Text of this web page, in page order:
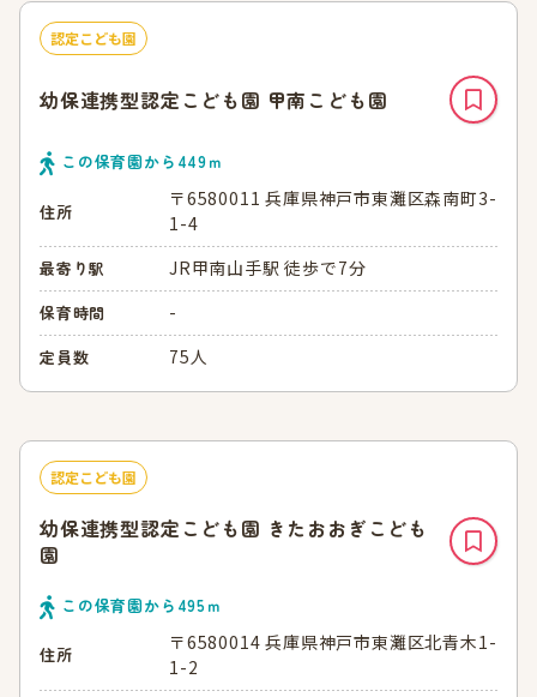
認定こども園
幼保連携型認定こども園 甲南こども園
この保育園から 449ｍ
住所
〒6580011 兵庫県神戸市東灘区森南町3-
1-4
最寄り駅 JR甲南山手駅 徒歩で7分
保育時間 -
定員数 75人
認定こども園
幼保連携型認定こども園 きたおおぎこども
園
この保育園から 495ｍ
住所
〒6580014 兵庫県神戸市東灘区北青木1-
1-2